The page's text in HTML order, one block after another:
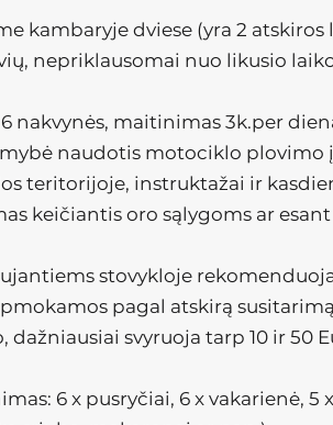
kambaryje dviese (yra 2
nepriklausomai nuo likusio
nakvynės, maitinimas 3k.per
naudotis motociklo
teritorijoje, instruktažai ir
keičiantis oro sąlygoms ar
stovykloje
pagal atskirą
svyruoja tarp 10 ir 50
6 x pusryčiai, 6 x vakarienė,